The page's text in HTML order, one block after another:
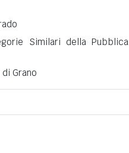
Similari della Pubblica
Grano